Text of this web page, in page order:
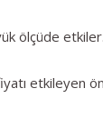
ölçüde